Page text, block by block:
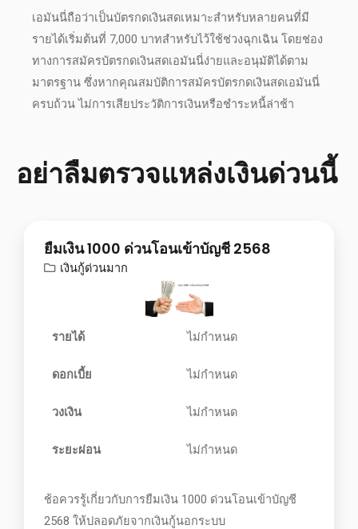
เอมันนี่ถือว่าเป็นบัตรกดเงินสดเหมาะสำหรับหลายคนที่มี
รายได้เริ่มต้นที่ 7,000 บาทสำหรับไว้ใช้ช่วงฉุกเฉิน โดยช่อง
ทางการสมัครบัตรกดเงินสดเอมันนี่ง่ายและอนุมัติได้ตาม
มาตรฐาน ซึ่งหากคุณสมบัติการสมัครบัตรกดเงินสดเอมันนี่
ครบถ้วน ไม่การเสียประวัติการเงินหรือชำระหนี้ล่าช้า
อย่าลืมตรวจแหล่งเงินด่วนนี้
ยืมเงิน 1000 ด่วนโอนเข้าบัญชี 2568
เงินกู้ด่วนมาก
รายได้ ไม่กำหนด
ดอกเบี้ย ไม่กำหนด
วงเงิน ไม่กำหนด
ระยะผ่อน ไม่กำหนด
ช้อควรรู้เกี่ยวกับการยืมเงิน 1000 ด่วนโอนเข้าบัญชี
2568 ให้ปลอดภัยจากเงินกู้นอกระบบ